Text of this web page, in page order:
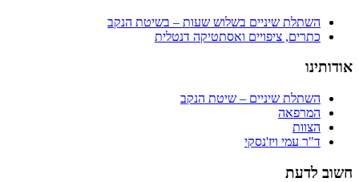
השתלת שיניים בשלוש שעות – בשיטת הנקב
כתרים, ציפויים ואסתטיקה דנטלית
אודותינו
השתלת שיניים – שיטת הנקב
המרפאה
הצוות
ד"ר עמי ויז'נסקי
חשוב לדעת